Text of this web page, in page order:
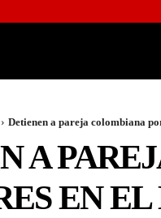
Detienen a pareja colombiana
A
EN